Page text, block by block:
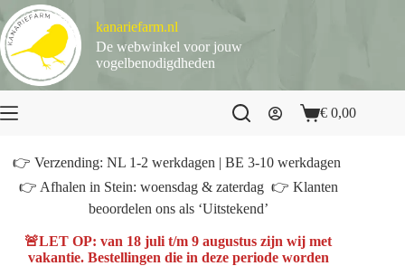
naar
de
inhoud
kanariefarm.nl
De webwinkel voor jouw
vogelbenodigdheden
Winkelwagen
€ 0,00
👉 Verzending: NL 1-2 werkdagen | BE 3-10 werkdagen
👉 Afhalen in Stein: woensdag & zaterdag 👉 Klanten
beoordelen ons als ‘Uitstekend’
🚨LET OP: van 18 juli t/m 9 augustus zijn wij met
vakantie. Bestellingen die in deze periode worden